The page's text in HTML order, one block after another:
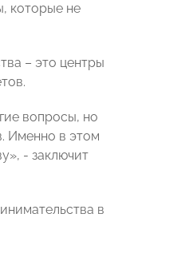
которые не
– это центры
вопросы, но
Именно в этом
- заключит
в